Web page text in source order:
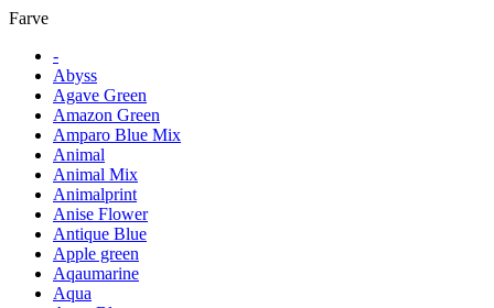
Farve
-
Abyss
Agave Green
Amazon Green
Amparo Blue Mix
Animal
Animal Mix
Animalprint
Anise Flower
Antique Blue
Apple green
Aqaumarine
Aqua